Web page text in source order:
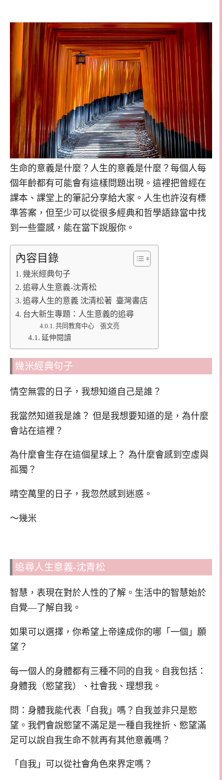
生命的意義是什麼？人生的意義是什麼？每個人每
個年齡都有可能會有這樣問題出現。這裡把曾經在
課本、課堂上的筆記分享給大家。人生也許沒有標
準答案，但至少可以從很多經典和哲學語錄當中找
到一些靈感，能在當下說服你。
內容目錄
幾米經典句子
追尋人生意義-沈青松
追尋人生的意義 沈清松著 臺灣書店
台大新生專題：人生意義的追尋
共同教育中心 張文亮
延伸閱讀
幾米經典句子
情空無雲的日子，我想知道自己是誰？
我當然知道我是誰？ 但是我想要知道的是，為什麼
會站在這裡？
為什麼會生存在這個星球上？ 為什麼會感到空虛與
孤獨？
晴空萬里的日子，我忽然感到迷惑。
～幾米
追尋人生意義-沈青松
智慧，表現在對於人性的了解。生活中的智慧始於
自覺—了解自我。
如果可以選擇，你希望上帝達成你的哪「一個」願
望？
每一個人的身體都有三種不同的自我。自我包括：
身體我（慾望我）、社會我、理想我。
問：身體我能代表「自我」嗎？自我並非只是慾
望。我們會說慾望不滿足是一種自我挫折、慾望滿
足可以說自我生命不就再有其他意義嗎？
「自我」可以從社會角色來界定嗎？